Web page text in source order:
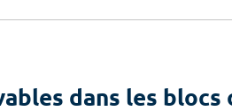
dans les